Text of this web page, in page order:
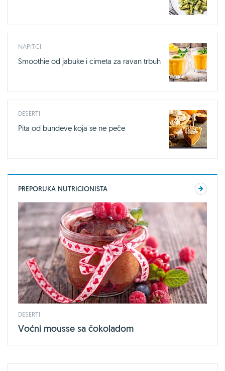
NAPITCI
Smoothie od jabuke i cimeta za ravan trbuh
DESERTI
Pita od bundeve koja se ne peče
PREPORUKA NUTRICIONISTA
DESERTI
Voćni mousse sa čokoladom